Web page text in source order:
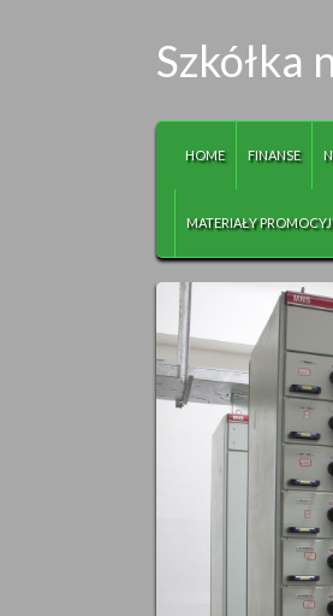
Szkółka
HOME FINANSE
MATERIAŁY